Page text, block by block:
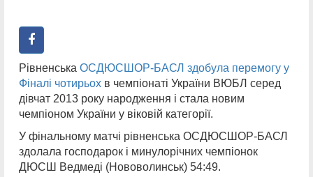
Рівненська ОСДЮСШОР-БАСЛ здобула перемогу у
Фіналі чотирьох в чемпіонаті України ВЮБЛ серед
дівчат 2013 року народження і стала новим
чемпіоном України у віковій категорії.
У фінальному матчі рівненська ОСДЮСШОР-БАСЛ
здолала господарок і минулорічних чемпіонок
ДЮСШ Ведмеді (Нововолинськ) 54:49.